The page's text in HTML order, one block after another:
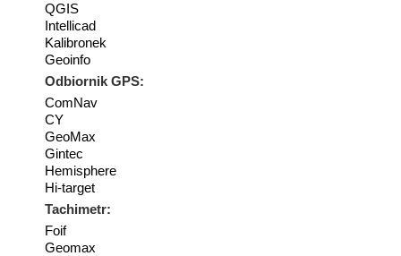
QGIS
Intellicad
Kalibronek
Geoinfo
Odbiornik GPS:
ComNav
CY
GeoMax
Gintec
Hemisphere
Hi-target
Tachimetr:
Foif
Geomax